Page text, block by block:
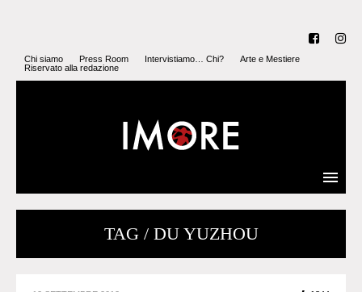
Chi siamo Press Room Intervistiamo… Chi?
Arte e Mestiere
Riservato alla redazione
TAG / DU YUZHOU